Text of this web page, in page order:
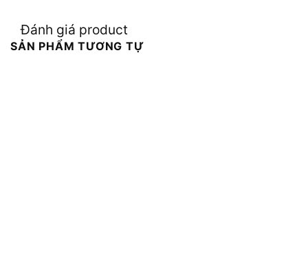
Đánh giá product
SẢN PHẨM TƯƠNG TỰ